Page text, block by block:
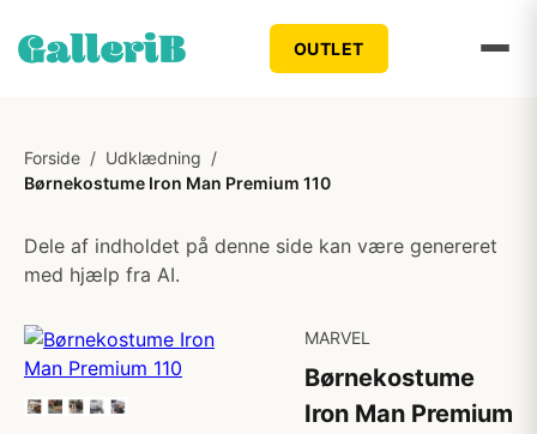
OUTLET
Forside / Udklædning /
Børnekostume Iron Man Premium 110
Dele af indholdet på denne side kan være genereret
med hjælp fra AI.
MARVEL
Børnekostume
Iron Man Premium